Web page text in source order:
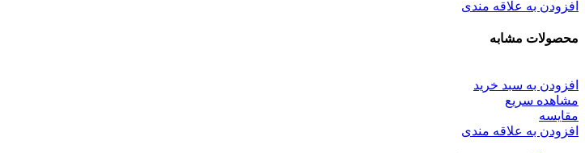
افزودن به علاقه مندی
محصولات مشابه
افزودن به سبد خرید
مشاهده سریع
مقایسه
افزودن به علاقه مندی